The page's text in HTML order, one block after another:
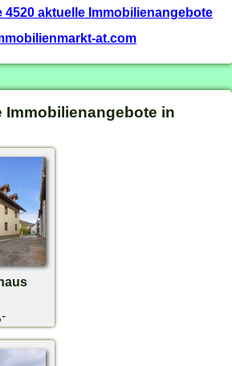
4520 aktuelle Immobilienangebote
at.com
Immobilienangebote in